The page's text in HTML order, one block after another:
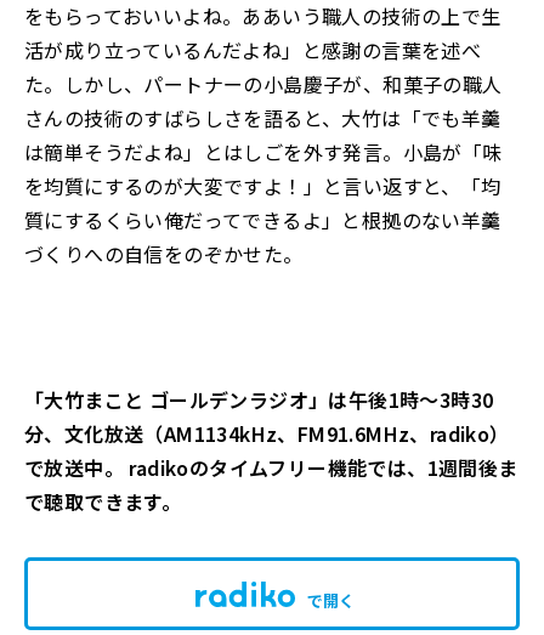
をもらっておいいよね。ああいう職人の技術の上で生
活が成り立っているんだよね」と感謝の言葉を述べ
た。しかし、パートナーの小島慶子が、和菓子の職人
さんの技術のすばらしさを語ると、大竹は「でも羊羹
は簡単そうだよね」とはしごを外す発言。小島が「味
を均質にするのが大変ですよ！」と言い返すと、「均
質にするくらい俺だってできるよ」と根拠のない羊羹
づくりへの自信をのぞかせた。
「大竹まこと ゴールデンラジオ」は午後1時～3時30
分、文化放送（AM1134kHz、FM91.6MHz、radiko）
で放送中。 radikoのタイムフリー機能では、1週間後ま
で聴取できます。
で開く